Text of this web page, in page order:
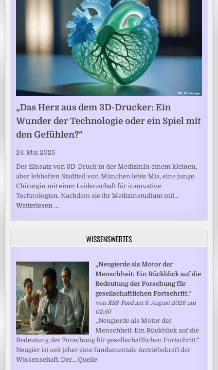
„Das Herz aus dem 3D-Drucker: Ein
Wunder der Technologie oder ein Spiel mit
den Gefühlen?“
24. Mai 2025
Der Einsatz von 3D-Druck in der MedizinIn einem kleinen,
aber lebhaften Stadtteil von München lebte Mia, eine junge
Chirurgin mit einer Leidenschaft für innovative
Technologien. Nachdem sie ihr Medizinstudium mit…
Weiterlesen …
WISSENSWERTES
„Neugierde als Motor der
Menschheit: Ein Rückblick auf die
Bedeutung der Forschung für
gesellschaftlichen Fortschritt.“
vonRSS-Feedam 9. August 2026 um
02:50
„Neugierde als Motor der
Menschheit: Ein Rückblick auf die
Bedeutung der Forschung für gesellschaftlichen Fortschritt.“
Neugier ist seit jeher eine fundamentale Antriebskraft der
Wissenschaft. Der... Quelle